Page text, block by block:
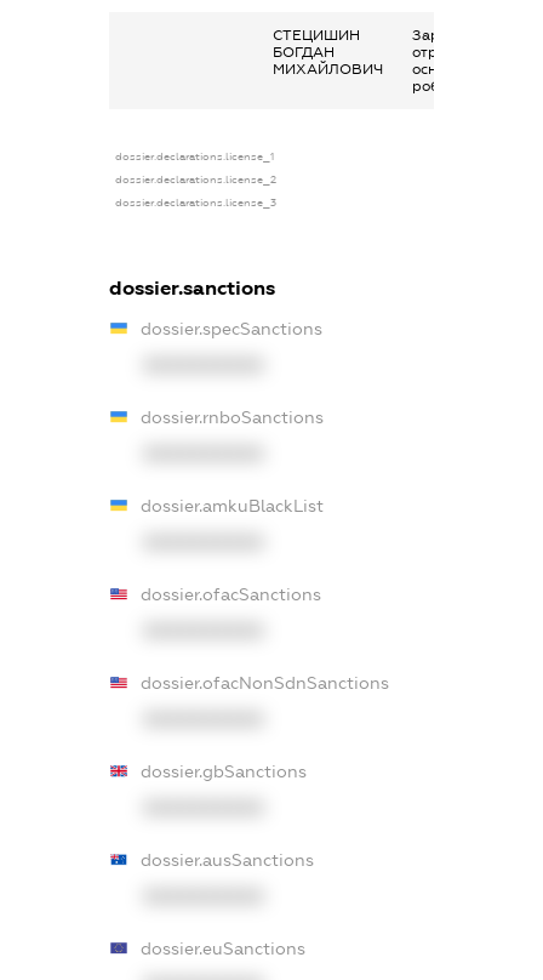
СТЕЦИШИН
БОГДАН
МИХАЙЛОВИЧ
Заробітна плата
отримана за
основним місцем
роботи
dossier.declarations.license_1
dossier.declarations.license_2
dossier.declarations.license_3
dossier.sanctions
dossier.specSanctions
dossier.rnboSanctions
dossier.amkuBlackList
dossier.ofacSanctions
dossier.ofacNonSdnSanctions
dossier.gbSanctions
dossier.ausSanctions
dossier.euSanctions